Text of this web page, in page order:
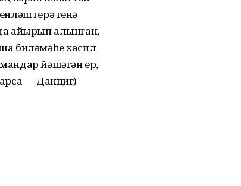
генә
айырып алынған,
билә­мәһе хасил
йәшәгән ер,
— Данциг)